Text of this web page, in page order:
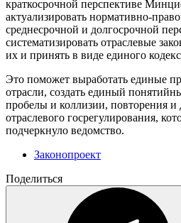
краткосрочной перспективе
актуализировать нормативно-
среднесрочной и долгосрочной
систематизировать отраслевые
их и принять в виде единого
Это поможет выработать единые
отрасли, создать единый
пробелы и коллизии, повторения и
отраслевого госрегулирования,
подчеркнуло ведомство.
Законопроект
Поделиться